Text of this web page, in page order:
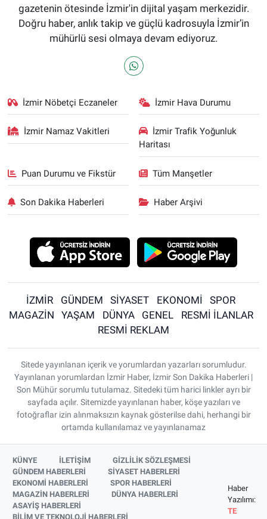
gazetenin ötesinde İzmir'in dijital yaşam merkezidir.
Doğru haber, anlık takip ve güçlü kadrosuyla İzmir’in
mühürlü sesi olmaya devam ediyoruz.
İzmir Nöbetçi Eczaneler İzmir Hava Durumu
İzmir Namaz Vakitleri
İzmir Trafik Yoğunluk
Haritası
Puan Durumu ve Fikstür Tüm Manşetler
Son Dakika Haberleri Haber Arşivi
İZMİR GÜNDEM SİYASET EKONOMİ
SPOR
MAGAZİN
YAŞAM DÜNYA GENEL
RESMİ İLANLAR
RESMİ REKLAM
Sitede yayınlanan içerik ve yorumlardan yazarları sorumludur.
Yayınlanan yorumlardan İzmir Haber, İzmir Son Dakika Haberleri |
Son Mühür sorumlu tutulamaz. Sitedeki tüm harici linkler ayrı bir
sayfada açılır. Sitemizde yayınlanan haber, köşe yazıları ve
fotoğraflar izin alınmaksızın kaynak gösterilse dahi, herhangi bir
ortamda kullanılamaz ve yayınlanamaz
KÜNYE İLETİŞİM
GİZLİLİK SÖZLEŞMESİ
GÜNDEM HABERLERİ
SİYASET HABERLERİ
EKONOMİ HABERLERİ
SPOR HABERLERİ
MAGAZİN HABERLERİ
DÜNYA HABERLERİ
ASAYİŞ HABERLERİ
BİLİM VE TEKNOLOJİ HABERLERİ
Haber
Yazılımı:
TE